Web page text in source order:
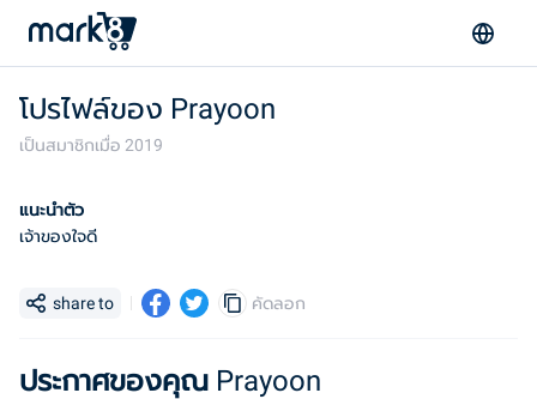
โปรไฟล์ของ Prayoon
เป็นสมาชิกเมื่อ 2019
แนะนำตัว
เจ้าของใจดี
share to คัดลอก
ประกาศของคุณ Prayoon